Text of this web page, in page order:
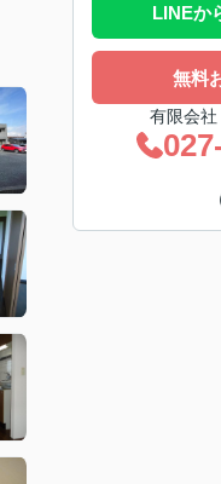
LINEか
無料
有限会